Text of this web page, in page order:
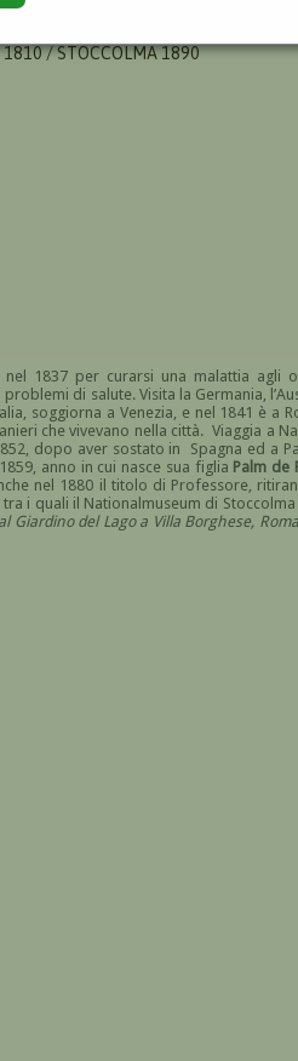
/ STOCCOLMA 1890
1837 per curarsi una malattia agli
di salute. Visita la Germania,
soggiorna a Venezia, e nel 1841 è a
che vivevano nella città. Viaggia a
dopo aver sostato in Spagna ed a
anno in cui nasce sua figlia Palm de
nel 1880 il titolo di Professore,
i quali il Nationalmuseum di Stoccolma
al Giardino del Lago a Villa Borghese, Roma